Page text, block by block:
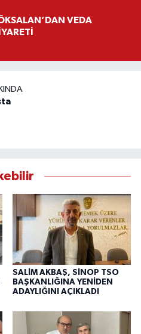
VEDA
SALİM AKBAŞ, SİNOP TSO
BAŞKANLIĞINA YENİDEN
ADAYLIĞINI AÇIKLADI